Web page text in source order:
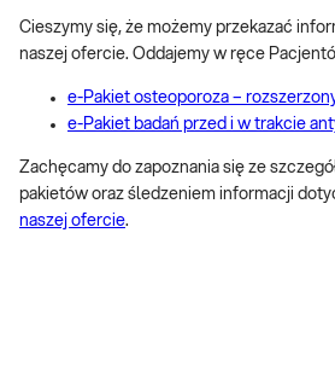
Cieszymy się, że możemy przekazać
naszej ofercie. Oddajemy w ręce
e-Pakiet osteoporoza –
e-Pakiet badań przed i w trakcie
Zachęcamy do zapoznania się ze
pakietów oraz śledzeniem informacji
naszej ofercie.